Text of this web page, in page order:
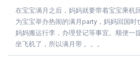
在宝宝满月之后，妈妈就要带着宝宝乘机
为宝宝举办热闹的满月party，妈妈回国时
妈妈搬运行李，办理登记等事宜。顺便一
坐飞机了，所以满月带 。。。